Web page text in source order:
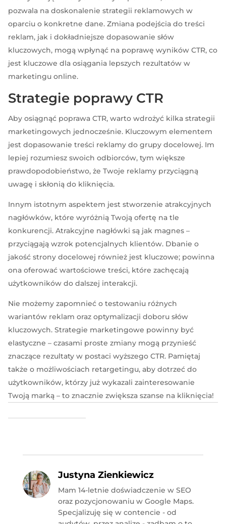
pozwala na doskonalenie strategii reklamowych w
oparciu o konkretne dane. Zmiana podejścia do treści
reklam, jak i dokładniejsze dopasowanie słów
kluczowych, mogą wpłynąć na poprawę wyników CTR, co
jest kluczowe dla osiągania lepszych rezultatów w
marketingu online.
Strategie poprawy CTR
Aby osiągnąć poprawa CTR, warto wdrożyć kilka strategii
marketingowych jednocześnie. Kluczowym elementem
jest dopasowanie treści reklamy do grupy docelowej. Im
lepiej rozumiesz swoich odbiorców, tym większe
prawdopodobieństwo, że Twoje reklamy przyciągną
uwagę i skłonią do kliknięcia.
Innym istotnym aspektem jest stworzenie atrakcyjnych
nagłówków, które wyróżnią Twoją ofertę na tle
konkurencji. Atrakcyjne nagłówki są jak magnes –
przyciągają wzrok potencjalnych klientów. Dbanie o
jakość strony docelowej również jest kluczowe; powinna
ona oferować wartościowe treści, które zachęcają
użytkowników do dalszej interakcji.
Nie możemy zapomnieć o testowaniu różnych
wariantów reklam oraz optymalizacji doboru słów
kluczowych. Strategie marketingowe powinny być
elastyczne – czasami proste zmiany mogą przynieść
znaczące rezultaty w postaci wyższego CTR. Pamiętaj
także o możliwościach retargetingu, aby dotrzeć do
użytkowników, którzy już wykazali zainteresowanie
Twoją marką – to znacznie zwiększa szanse na kliknięcia!
Justyna Zienkiewicz
Mam 14-letnie doświadczenie w SEO
oraz pozycjonowaniu w Google Maps.
Specjalizuję się w contencie - od